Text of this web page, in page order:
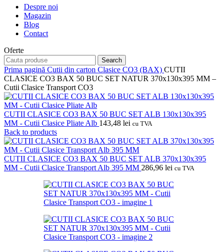
Despre noi
Magazin
Blog
Contact
Oferte
Search
Prima pagină Cutii din carton Clasice CO3 (BAX) CUTII
CLASICE CO3 BAX 50 BUC SET NATUR 370x130x395 MM –
Cutii Clasice Transport CO3
CUTII CLASICE CO3 BAX 50 BUC SET ALB 130x130x395
MM - Cutii Clasice Pliate Alb 143,48 lei cu TVA
Back to products
CUTII CLASICE CO3 BAX 50 BUC SET ALB 370x130x395
MM - Cutii Clasice Transport Alb 395 MM 286,96 lei cu TVA